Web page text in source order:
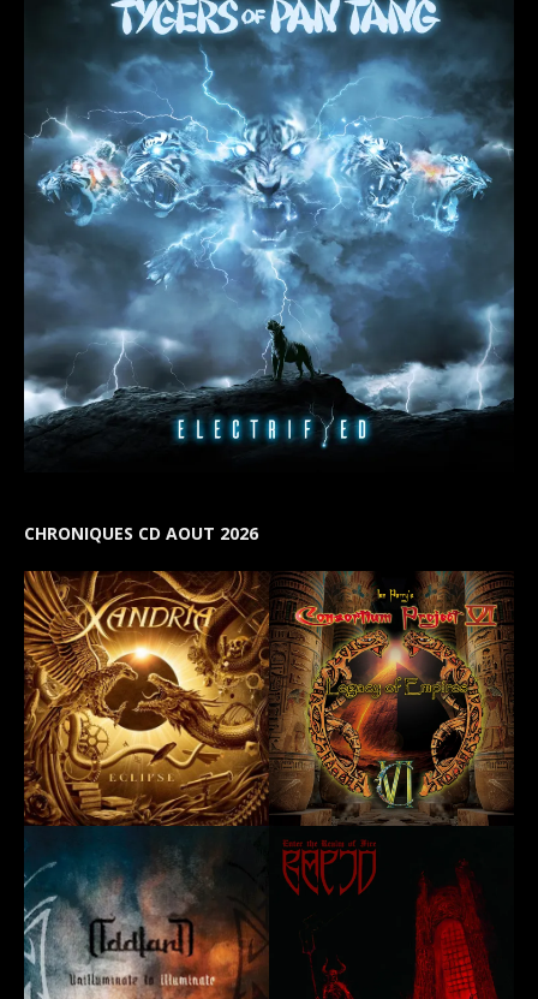
CHRONIQUES CD AOUT 2026